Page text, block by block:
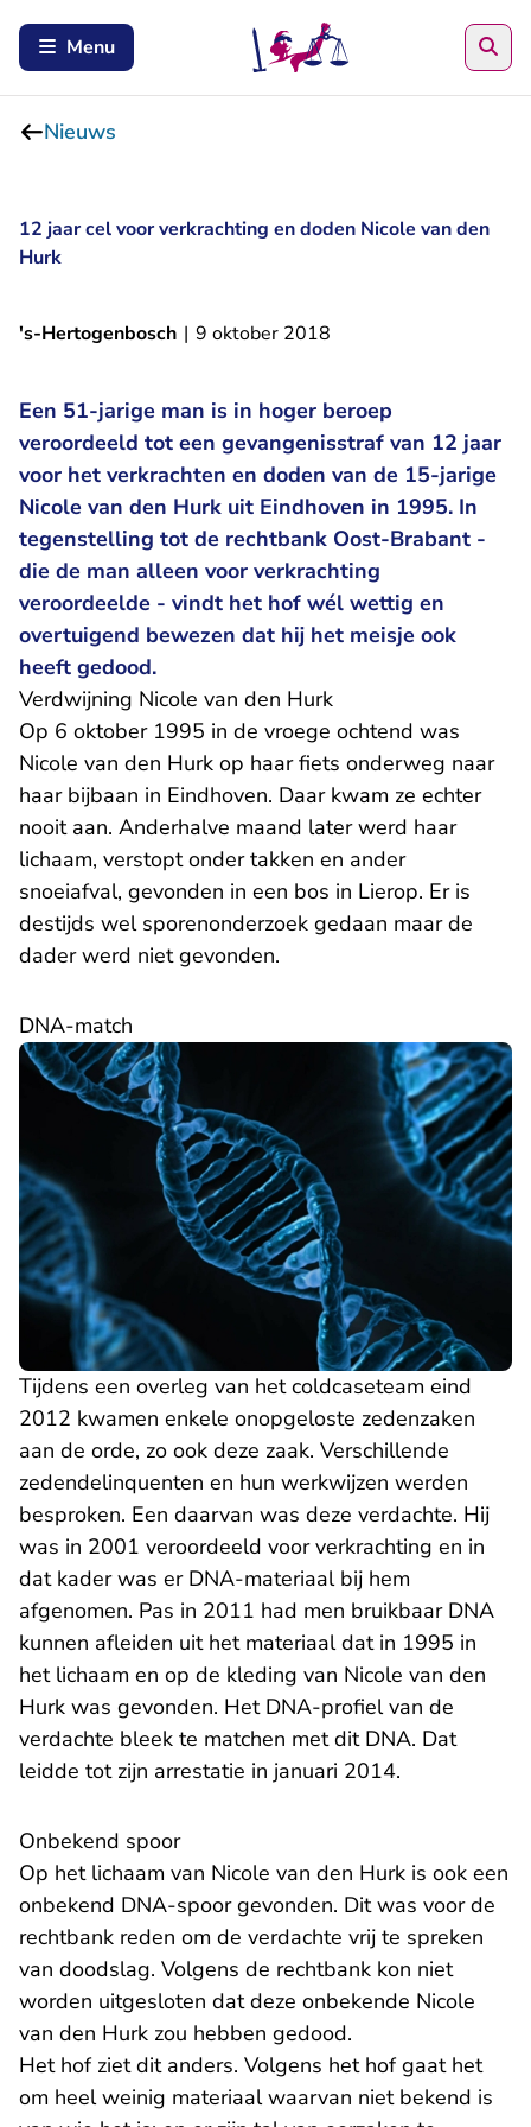
Menu
Nieuws
12 jaar cel voor verkrachting en doden Nicole van den
Hurk
's-Hertogenbosch | 9 oktober 2018
Een 51-jarige man is in hoger beroep
veroordeeld tot een gevangenisstraf van 12 jaar
voor het verkrachten en doden van de 15-jarige
Nicole van den Hurk uit Eindhoven in 1995. In
tegenstelling tot de rechtbank Oost-Brabant -
die de man alleen voor verkrachting
veroordeelde - vindt het hof wél wettig en
overtuigend bewezen dat hij het meisje ook
heeft gedood.
Verdwijning Nicole van den Hurk
Op 6 oktober 1995 in de vroege ochtend was
Nicole van den Hurk op haar fiets onderweg naar
haar bijbaan in Eindhoven. Daar kwam ze echter
nooit aan. Anderhalve maand later werd haar
lichaam, verstopt onder takken en ander
snoeiafval, gevonden in een bos in Lierop. Er is
destijds wel sporenonderzoek gedaan maar de
dader werd niet gevonden.
DNA-match
Tijdens een overleg van het coldcaseteam eind
2012 kwamen enkele onopgeloste zedenzaken
aan de orde, zo ook deze zaak. Verschillende
zedendelinquenten en hun werkwijzen werden
besproken. Een daarvan was deze verdachte. Hij
was in 2001 veroordeeld voor verkrachting en in
dat kader was er DNA-materiaal bij hem
afgenomen. Pas in 2011 had men bruikbaar DNA
kunnen afleiden uit het materiaal dat in 1995 in
het lichaam en op de kleding van Nicole van den
Hurk was gevonden. Het DNA-profiel van de
verdachte bleek te matchen met dit DNA. Dat
leidde tot zijn arrestatie in januari 2014.
Onbekend spoor
Op het lichaam van Nicole van den Hurk is ook een
onbekend DNA-spoor gevonden. Dit was voor de
rechtbank reden om de verdachte vrij te spreken
van doodslag. Volgens de rechtbank kon niet
worden uitgesloten dat deze onbekende Nicole
van den Hurk zou hebben gedood.
Het hof ziet dit anders. Volgens het hof gaat het
om heel weinig materiaal waarvan niet bekend is